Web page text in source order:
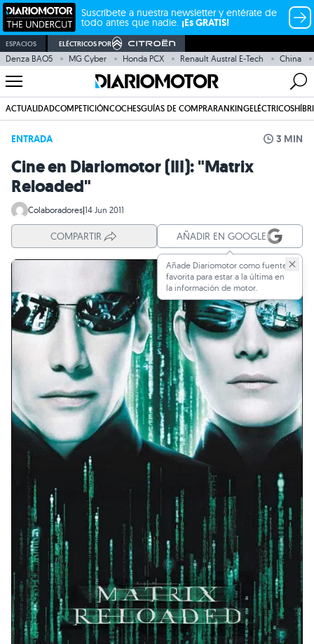
Suscríbete a nuestra newsletter y entérate de
todo antes que nadie. ¡Es GRATIS!
ESPACIOS ELÉCTRICOS POR
Denza BAO5 MG Cyber Honda PCX Renault Austral E-Tech China
ACTUALIDADCOMPETICIÓNCOCHESGUÍAS DE COMPRARANKINGELÉCTRICOS
ENTRADA 3 MIN
Cine en Diariomotor (III): "Matrix
Reloaded"
Colaboradores|14 Jun 2011
COMPARTIR AÑADIR EN GOOGLE
Añade Diariomotor como fuente
favorita para estar a la última en
la información de motor.